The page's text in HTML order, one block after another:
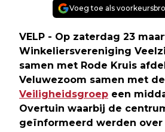
Voeg toe als
VELP - Op zaterdag 23
Winkeliersvereniging
samen met Rode Kruis
Veluwezoom samen met de
Veiligheidsgroep een
Overtuin waarbij de
geïnformeerd werden over